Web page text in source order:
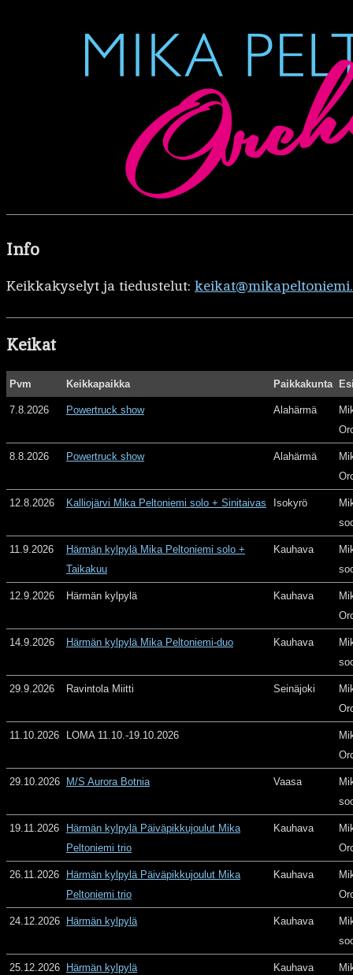
Info
Keikkakyselyt ja tiedustelut:
Keikat
Pvm Keikkapaikka Paikkakunta
7.8.2026 Powertruck show Alahärmä
8.8.2026 Powertruck show Alahärmä
12.8.2026 Kalliojärvi Mika Peltoniemi solo + Sinitaivas Isokyrö
11.9.2026
Härmän kylpylä Mika Peltoniemi solo +
Taikakuu
Kauhava
12.9.2026 Härmän kylpylä Kauhava
14.9.2026 Härmän kylpylä Mika Peltoniemi-duo Kauhava
29.9.2026 Ravintola Miitti Seinäjoki
11.10.2026 LOMA 11.10.-19.10.2026
29.10.2026 M/S Aurora Botnia Vaasa
19.11.2026
Härmän kylpylä Päiväpikkujoulut Mika
Peltoniemi trio
Kauhava
26.11.2026
Härmän kylpylä Päiväpikkujoulut Mika
Peltoniemi trio
Kauhava
24.12.2026 Härmän kylpylä Kauhava
25.12.2026 Härmän kylpylä Kauhava